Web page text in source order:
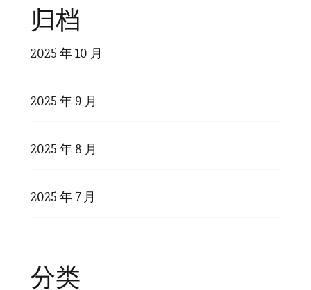
归档
2025 年 10 月
2025 年 9 月
2025 年 8 月
2025 年 7 月
分类